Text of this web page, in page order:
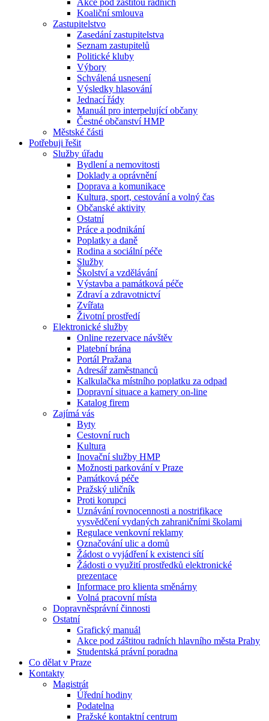
Akce pod záštitou radních
Koaliční smlouva
Zastupitelstvo
Zasedání zastupitelstva
Seznam zastupitelů
Politické kluby
Výbory
Schválená usnesení
Výsledky hlasování
Jednací řády
Manuál pro interpelující občany
Čestné občanství HMP
Městské části
Potřebuji řešit
Služby úřadu
Bydlení a nemovitosti
Doklady a oprávnění
Doprava a komunikace
Kultura, sport, cestování a volný čas
Občanské aktivity
Ostatní
Práce a podnikání
Poplatky a daně
Rodina a sociální péče
Služby
Školství a vzdělávání
Výstavba a památková péče
Zdraví a zdravotnictví
Zvířata
Životní prostředí
Elektronické služby
Online rezervace návštěv
Platební brána
Portál Pražana
Adresář zaměstnanců
Kalkulačka místního poplatku za odpad
Dopravní situace a kamery on-line
Katalog firem
Zajímá vás
Byty
Cestovní ruch
Kultura
Inovační služby HMP
Možnosti parkování v Praze
Památková péče
Pražský uličník
Proti korupci
Uznávání rovnocennosti a nostrifikace
vysvědčení vydaných zahraničními školami
Regulace venkovní reklamy
Označování ulic a domů
Žádost o vyjádření k existenci sítí
Žádosti o využití prostředků elektronické
prezentace
Informace pro klienta směnárny
Volná pracovní místa
Dopravněsprávní činnosti
Ostatní
Grafický manuál
Akce pod záštitou radních hlavního města Prahy
Studentská právní poradna
Co dělat v Praze
Kontakty
Magistrát
Úřední hodiny
Podatelna
Pražské kontaktní centrum